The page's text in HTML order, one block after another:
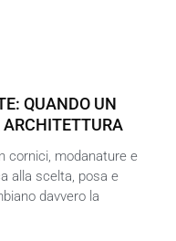
QUANDO UN
ARCHITETTURA
cornici, modanature e
alla scelta, posa e
davvero la